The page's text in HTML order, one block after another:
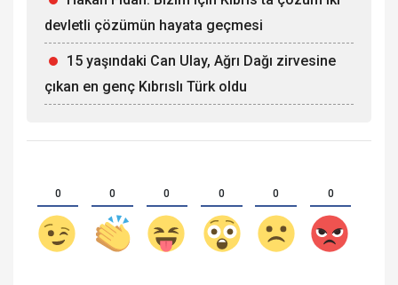
devletli çözümün hayata geçmesi
15 yaşındaki Can Ulay, Ağrı Dağı zirvesine
çıkan en genç Kıbrıslı Türk oldu
0 0 0 0 0 0